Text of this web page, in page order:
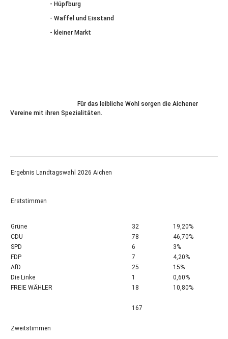
- Hüpfburg
- Waffel und Eisstand
- kleiner Markt
Für das leibliche Wohl sorgen die Aichener
Vereine mit ihren Spezialitäten.
Ergebnis Landtagswahl 2026 Aichen
Erststimmen
Grüne 32
19,20%
CDU
78
46,70%
SPD
6
3%
FDP
7
4,20%
AfD
25
15%
Die Linke
1
0,60%
FREIE WÄHLER
18 10,80%
167
Zweitstimmen